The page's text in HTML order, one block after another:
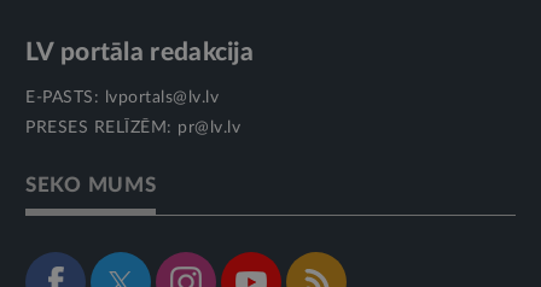
LV portāla redakcija
E-PASTS:
lvportals@lv.lv
PRESES RELĪZĒM: pr@lv.lv
SEKO MUMS